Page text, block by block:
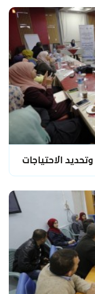
الاحتياجات